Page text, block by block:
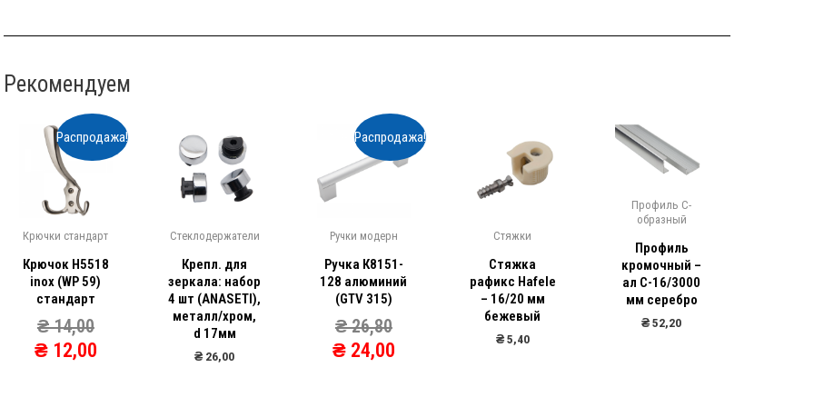
Рекомендуем
Распродажа!
Крючки стандарт
Крючок Н5518
inox (WP 59)
стандарт
₴14,00
₴12,00
Стеклодержатели
Крепл. для
зеркала: набор
4 шт (ANASETI),
металл/хром,
d 17мм
₴ 26,00
Распродажа!
Ручки модерн
Ручка К8151-
128 алюминий
(GTV 315)
₴26,80
₴24,00
Стяжки
Стяжка
рафикс Hafele
– 16/20 мм
бежевый
₴5,40
Профиль С-
образный
Профиль
кромочный –
ал С-16/3000
мм серебро
₴52,20